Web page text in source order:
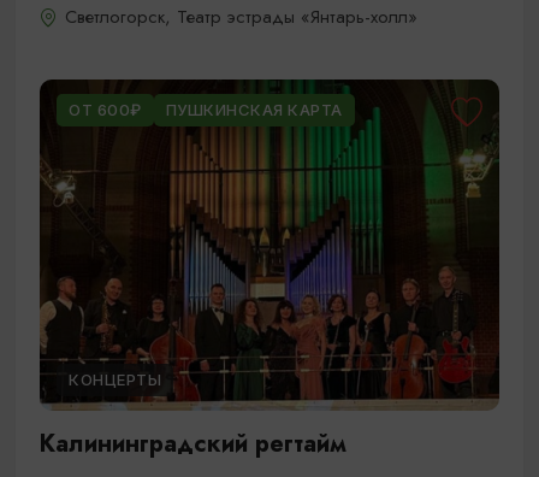
Светлогорск, Театр эстрады «Янтарь-холл»
ОТ 600₽ ПУШКИНСКАЯ КАРТА
КОНЦЕРТЫ
Калининградский регтайм